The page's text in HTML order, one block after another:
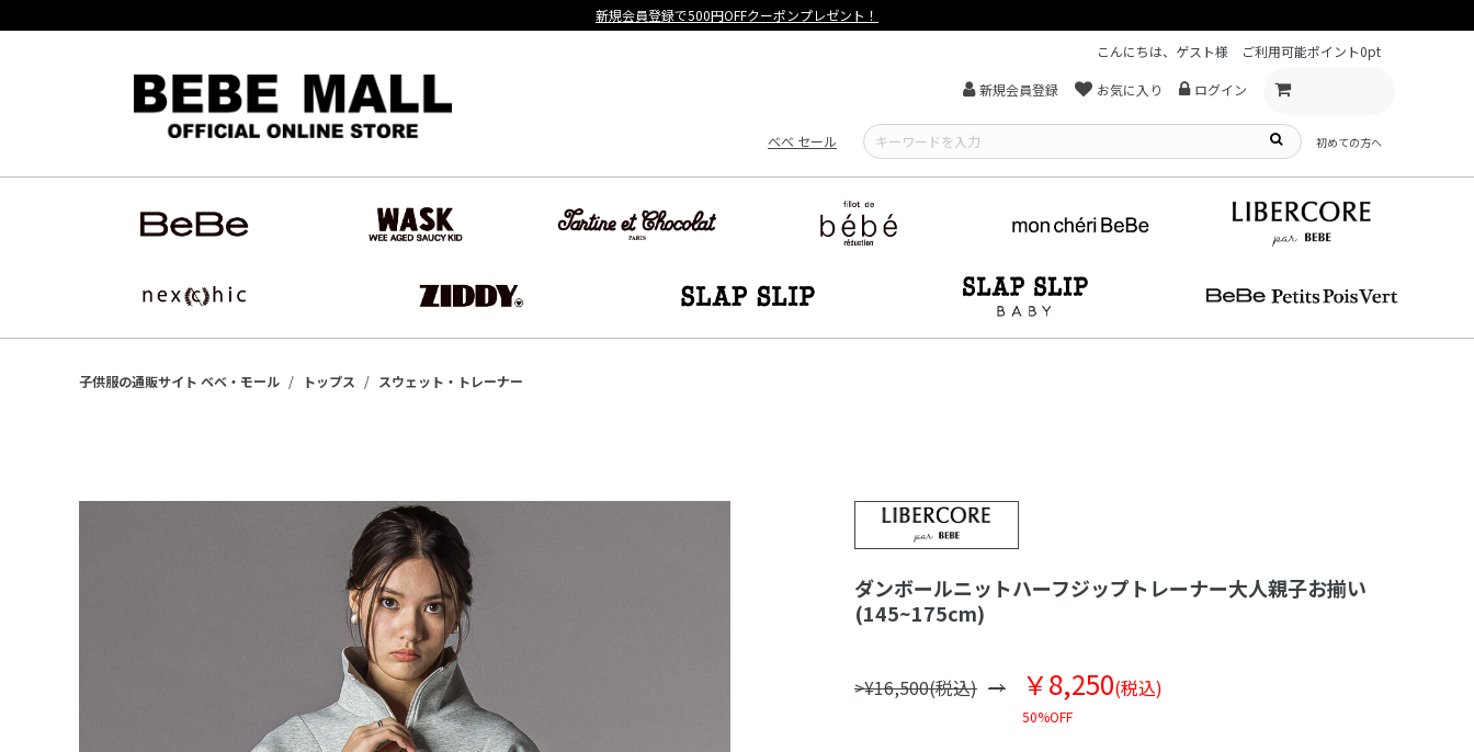
【重要】熊本地震による遅延可能性について
こんにちは、ゲスト様
ご利用可能ポイント0pt
新規会員登録 お気に入り ログイン
べべ セール 初めての方へ
子供服の通販サイト ベベ・モール トップス スウェット・トレーナー
ダンボールニットハーフジップトレーナー大人親子お揃い
(145~175cm)
>¥16,500(税込) ￥8,250(税込)
50%OFF